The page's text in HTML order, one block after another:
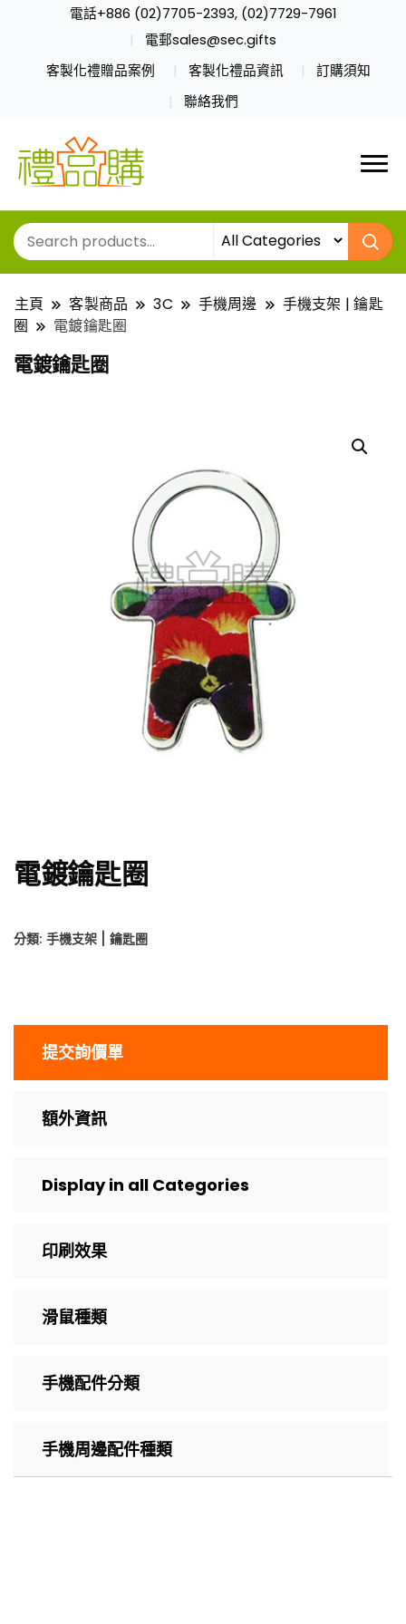
電話+886 (02)7705-2393, (02)7729-7961
電郵sales@sec.gifts
客製化禮贈品案例
客製化禮品資訊
訂購須知
聯絡我們
主頁 客製商品 3C 手機周邊
手機支架 | 鑰匙
圈
電鍍鑰匙圈
電鍍鑰匙圈
電鍍鑰匙圈
分類: 手機支架 | 鑰匙圈
提交詢價單
額外資訊
Display in all Categories
印刷效果
滑鼠種類
手機配件分類
手機周邊配件種類